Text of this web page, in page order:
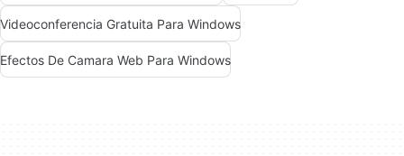
Videoconferencia Gratuita Para Windows
Efectos De Camara Web Para Windows